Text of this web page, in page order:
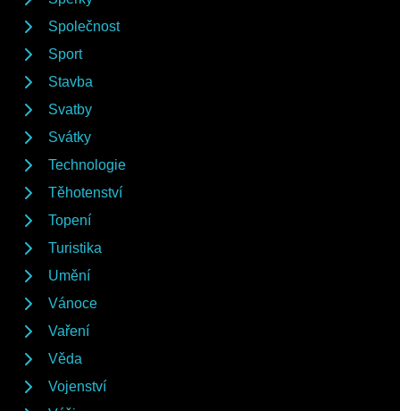
Společnost
Sport
Stavba
Svatby
Svátky
Technologie
Těhotenství
Topení
Turistika
Umění
Vánoce
Vaření
Věda
Vojenství